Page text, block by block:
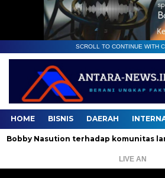
SCROLL TO CONTINUE WITH
HOME BISNIS DAERAH
Nasution terhadap komunitas lari .
LIVE AN